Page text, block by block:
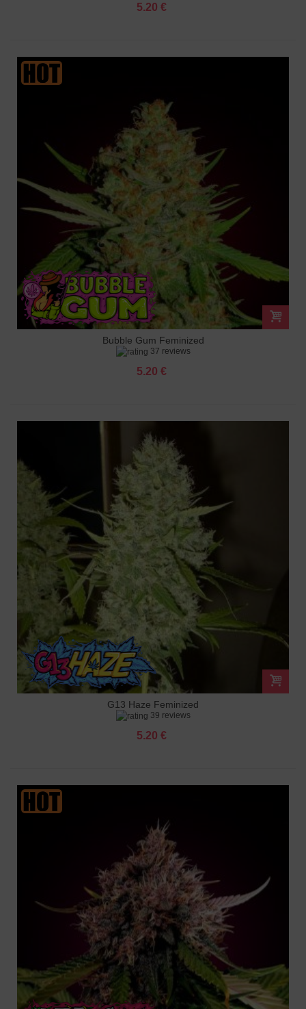
5.20 €
Bubble Gum Feminized
37 reviews
5.20 €
G13 Haze Feminized
39 reviews
5.20 €